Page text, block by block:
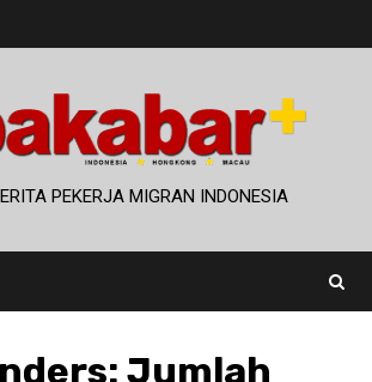
PEKERJA MIGRAN INDONESIA
Jumlah